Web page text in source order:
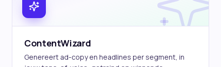
ContentWizard
Genereert ad-copy en headlines per segment, in